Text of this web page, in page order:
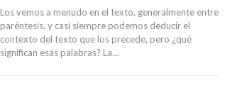
Los vemos a menudo en el texto, generalmente entre
paréntesis, y casi siempre podemos deducir el
contexto del texto que los precede, pero ¿qué
significan esas palabras? La…